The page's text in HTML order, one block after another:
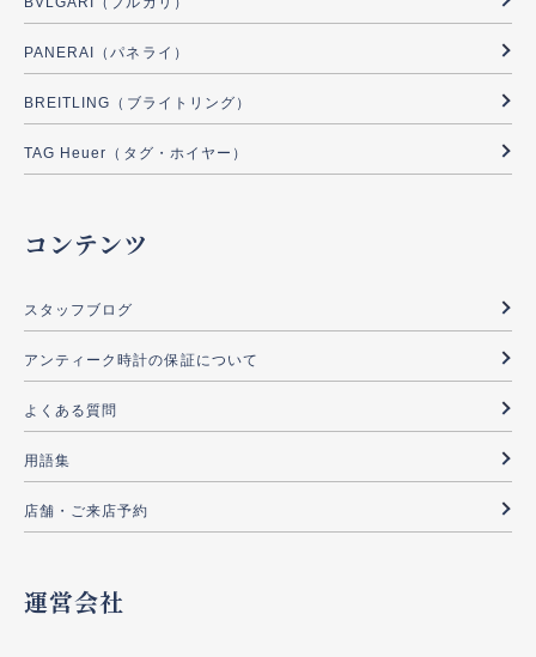
PANERAI（パネライ）
BREITLING（ブライトリング）
TAG Heuer（タグ・ホイヤー）
コンテンツ
スタッフブログ
アンティーク時計の保証について
よくある質問
用語集
店舗・ご来店予約
運営会社